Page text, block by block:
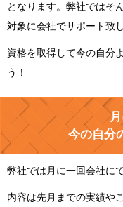
となります。弊社ではそ
対象に会社でサポート致
資格を取得して今の自分
う！
今の自分
弊社では月に一回会社に
内容は先月までの実績や